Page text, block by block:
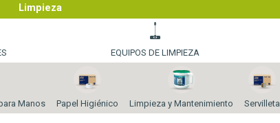
Limpieza
EQUIPOS DE LIMPIEZA
Manos Papel Higiénico Limpieza y Mantenimiento Servilleta